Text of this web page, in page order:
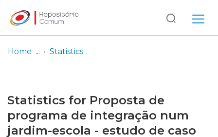
Browse repository
Entities
Log
In
(current)
Home Statistics
Statistics for Proposta de
programa de integração num
jardim-escola - estudo de caso